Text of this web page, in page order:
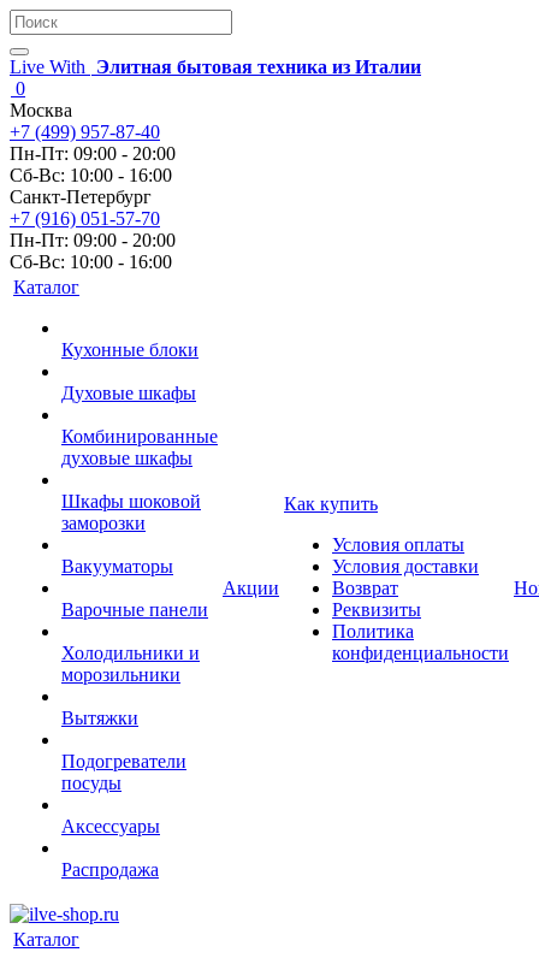
Live With
Элитная бытовая техника из Италии
0
Москва
+7 (499) 957-87-40
Пн-Пт: 09:00 - 20:00
Сб-Вс: 10:00 - 16:00
Санкт-Петербург
+7 (916) 051-57-70
Пн-Пт: 09:00 - 20:00
Сб-Вс: 10:00 - 16:00
Каталог
Кухонные блоки
Духовые шкафы
Комбинированные
духовые шкафы
Шкафы шоковой
заморозки
Вакууматоры
Варочные панели
Холодильники и
морозильники
Вытяжки
Подогреватели
посуды
Аксессуары
Распродажа
Акции
Как купить
Условия оплаты
Условия доставки
Возврат
Реквизиты
Политика
конфиденциальности
Каталог